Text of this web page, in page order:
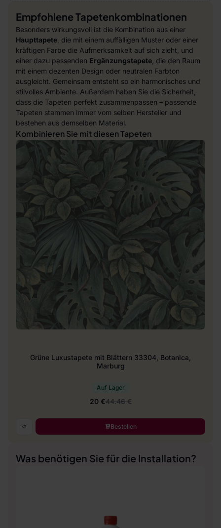
Empfohlene Tapetenkombinationen
Besonders wirkungsvoll ist die Kombination aus einer
Haupttapete , die mit einem auffälligen Muster oder einer
kräftigen Farbe die Aufmerksamkeit auf sich zieht, und
einer dazu passenden Ergänzungstapete , die den Raum
mit einem dezenten Design oder neutralen Farbton
ausgleicht. Gemeinsam entsteht so ein harmonisches und
stilvolles Ambiente. Außerdem haben Sie die Sicherheit,
dass die Tapeten perfekt zusammenpassen – passende
Tapeten stammen immer vom selben Hersteller und
bestehen aus demselben Material.
Kombinieren Sie mit diesen Tapeten
Grüne Luxustapete mit Blättern 33304, Botanica,
Marburg
Auf Lager
20 €44.46 €
Bestellen
Was benötigen Sie für die Installation?